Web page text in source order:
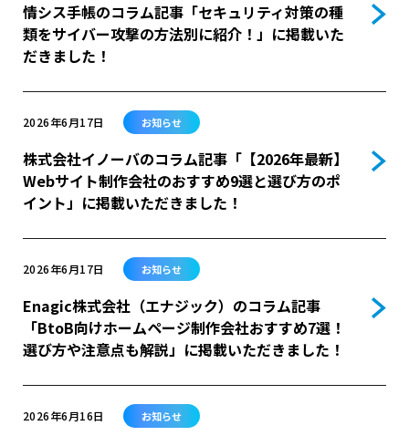
情シス手帳のコラム記事「セキュリティ対策の種
類をサイバー攻撃の方法別に紹介！」に掲載いた
だきました！
2026年6月17日 お知らせ
株式会社イノーバのコラム記事「【2026年最新】
Webサイト制作会社のおすすめ9選と選び方のポ
イント」に掲載いただきました！
2026年6月17日 お知らせ
Enagic株式会社（エナジック）のコラム記事
「BtoB向けホームページ制作会社おすすめ7選！
選び方や注意点も解説」に掲載いただきました！
2026年6月16日 お知らせ